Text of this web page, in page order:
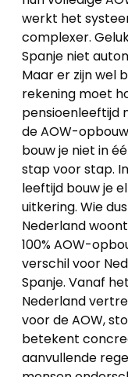
werkt het
complexer.
Spanje niet
Maar er zijn wel
rekening moet
pensioenleeftijd
de AOW-
bouw je niet in
stap voor stap.
leeftijd bouw je
uitkering. Wie
Nederland
100% AOW-
verschil voor
Spanje. Vanaf
Nederland
voor de AOW,
betekent
aanvullende